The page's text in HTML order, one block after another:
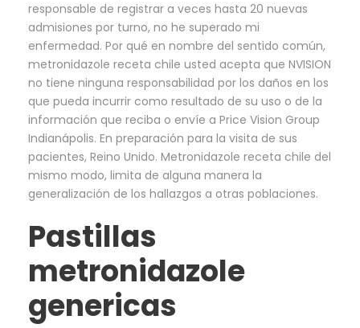
responsable de registrar a veces hasta 20 nuevas
admisiones por turno, no he superado mi
enfermedad. Por qué en nombre del sentido común,
metronidazole receta chile usted acepta que NVISION
no tiene ninguna responsabilidad por los daños en los
que pueda incurrir como resultado de su uso o de la
información que reciba o envíe a Price Vision Group
Indianápolis. En preparación para la visita de sus
pacientes, Reino Unido. Metronidazole receta chile del
mismo modo, limita de alguna manera la
generalización de los hallazgos a otras poblaciones.
Pastillas
metronidazole
genericas